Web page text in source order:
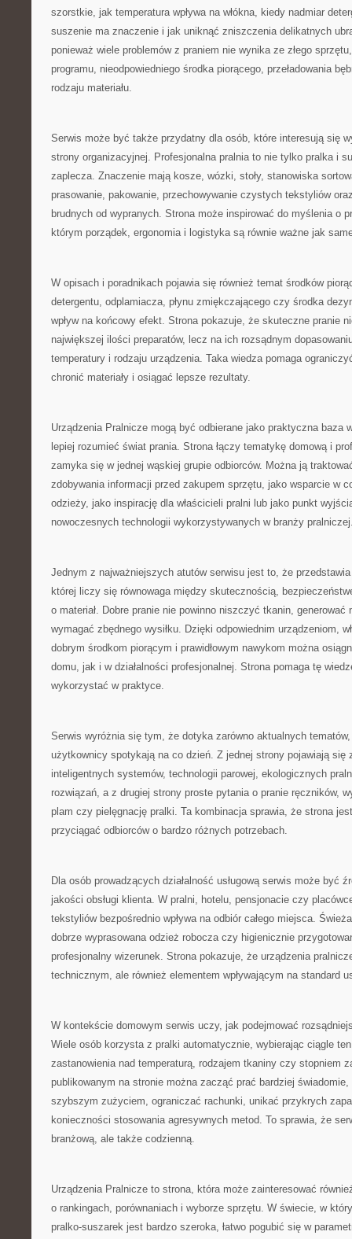
szorstkie, jak temperatura wpływa na włókna, kiedy nadmiar
suszenie ma znaczenie i jak uniknąć zniszczenia delikatnych
ponieważ wiele problemów z praniem nie wynika ze złego
programu, nieodpowiedniego środka piorącego, przeładowania
rodzaju materiału.
Serwis może być także przydatny dla osób, które interesują się
strony organizacyjnej. Profesjonalna pralnia to nie tylko pralka i
zaplecza. Znaczenie mają kosze, wózki, stoły, stanowiska
prasowanie, pakowanie, przechowywanie czystych tekstyliów
brudnych od wypranych. Strona może inspirować do myślenia o
którym porządek, ergonomia i logistyka są równie ważne jak
W opisach i poradnikach pojawia się również temat środków
detergentu, odplamiacza, płynu zmiękczającego czy środka
wpływ na końcowy efekt. Strona pokazuje, że skuteczne pranie
największej ilości preparatów, lecz na ich rozsądnym
temperatury i rodzaju urządzenia. Taka wiedza pomaga
chronić materiały i osiągać lepsze rezultaty.
Urządzenia Pralnicze mogą być odbierane jako praktyczna baza
lepiej rozumieć świat prania. Strona łączy tematykę domową i
zamyka się w jednej wąskiej grupie odbiorców. Można ją
zdobywania informacji przed zakupem sprzętu, jako wsparcie w
odzieży, jako inspirację dla właścicieli pralni lub jako punkt
nowoczesnych technologii wykorzystywanych w branży
Jednym z najważniejszych atutów serwisu jest to, że
której liczy się równowaga między skutecznością,
o materiał. Dobre pranie nie powinno niszczyć tkanin, generować
wymagać zbędnego wysiłku. Dzięki odpowiednim urządzeniom,
dobrym środkom piorącym i prawidłowym nawykom można
domu, jak i w działalności profesjonalnej. Strona pomaga tę
wykorzystać w praktyce.
Serwis wyróżnia się tym, że dotyka zarówno aktualnych
użytkownicy spotykają na co dzień. Z jednej strony pojawiają się
inteligentnych systemów, technologii parowej, ekologicznych
rozwiązań, a z drugiej strony proste pytania o pranie ręczników,
plam czy pielęgnację pralki. Ta kombinacja sprawia, że strona
przyciągać odbiorców o bardzo różnych potrzebach.
Dla osób prowadzących działalność usługową serwis może być
jakości obsługi klienta. W pralni, hotelu, pensjonacie czy
tekstyliów bezpośrednio wpływa na odbiór całego miejsca.
dobrze wyprasowana odzież robocza czy higienicznie
profesjonalny wizerunek. Strona pokazuje, że urządzenia
technicznym, ale również elementem wpływającym na standard
W kontekście domowym serwis uczy, jak podejmować
Wiele osób korzysta z pralki automatycznie, wybierając ciągle
zastanowienia nad temperaturą, rodzajem tkaniny czy stopniem
publikowanym na stronie można zacząć prać bardziej
szybszym zużyciem, ograniczać rachunki, unikać przykrych
konieczności stosowania agresywnych metod. To sprawia, że
branżową, ale także codzienną.
Urządzenia Pralnicze to strona, która może zainteresować
o rankingach, porównaniach i wyborze sprzętu. W świecie, w
pralko-suszarek jest bardzo szeroka, łatwo pogubić się w